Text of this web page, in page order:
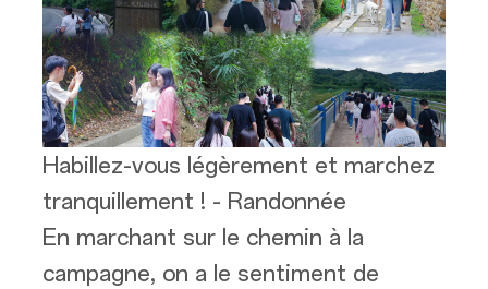
Habillez-vous légèrement et marchez
tranquillement ! - Randonnée
En marchant sur le chemin à la
campagne, on a le sentiment de